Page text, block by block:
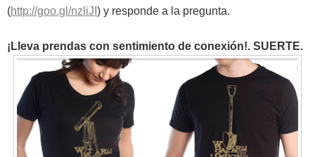
(http://goo.gl/nzliJI ) y responde a la pregunta.
¡Lleva prendas con sentimiento de conexión!. SUERTE.